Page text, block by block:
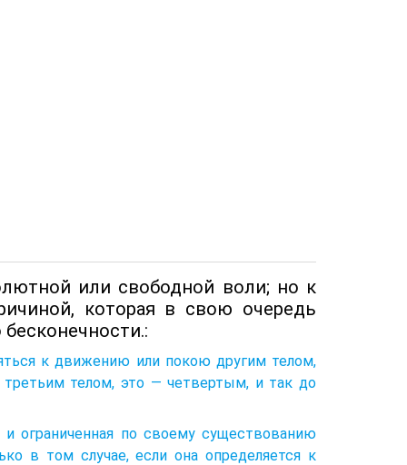
или свободной воли; но к
которая в свою очередь
к движению или покою другим телом,
телом, это — четвертым, и так до
ограниченная по своему существованию
в том случае, если она определяется к